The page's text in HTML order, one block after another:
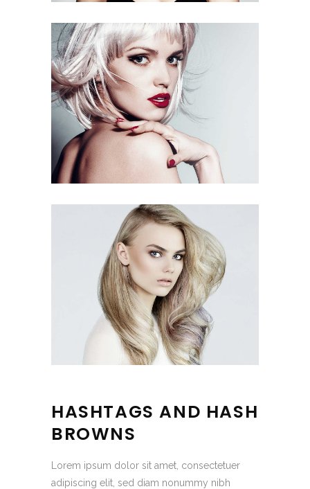
HASHTAGS AND HASH
BROWNS
Lorem ipsum dolor sit amet, consectetuer
adipiscing elit, sed diam nonummy nibh